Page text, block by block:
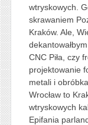
wtryskowych.
skrawaniem
Kraków. Ale,
CNC Piła, czy
projektowanie
metali i
Wrocław to
wtryskowych
Epifania